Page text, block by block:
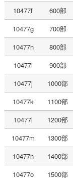
10477f
600部
10477g
700部
10477h
800部
10477i
900部
10477j
1000部
10477k
1100部
10477l
1200部
10477m
1300部
10477n
1400部
10477o
1500部